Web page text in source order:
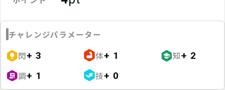
チャレンジパラメーター
閃+ 3 体+ 1 知+ 2
調+ 1 技+ 0